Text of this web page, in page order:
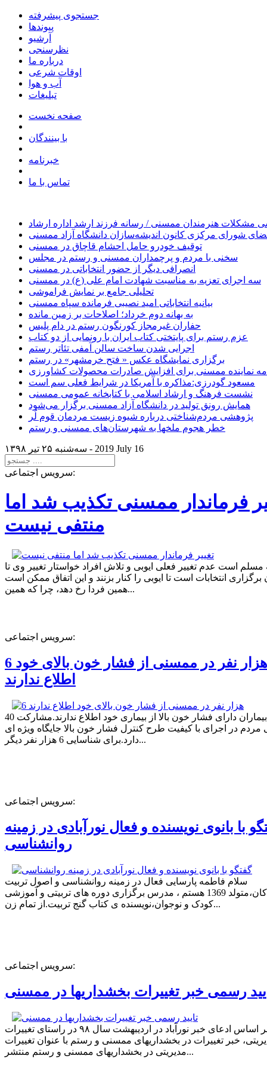
جستجوی پیشرفته
پیوندها
آرشیو
نظرسنجی
درباره ما
اوقات شرعی
آب و هوا
تبلیغات
صفحه نخست
با بینندگان
خبرنامه
تماس با ما
مشکلات هنرمندان ممسنی / رسانه فرزند ارشد اداره ارشاد
شورای مرکزی کانون اندیشه‌سازان دانشگاه آزاد ممسنی
توقیف خودرو حامل احشام قاچاق در ممسنی
سخنی با مردم و پرچمداران ممسنی و رستم در مجلس
انصرافی دیگر از حضور انتخاباتی در ممسنی
سه اجرای تعزیه به مناسبت شهادت امام علی (ع) در ممسنی
تحلیلی جامع بر نمایش فراموشی
بیانیه انتخاباتی امید نصیبی فرمانده سپاه ممسنی
به بهانه دوم خرداد؛ اصلاحات بر زمین مانده
حفاران غیرمجاز کورنگون رستم در دام پلیس
عزم رستم برای پایتختی کتاب ایران با رونمایی از دو کتاب
اجرایی شدن ساخت سالن آمفی تئاتر رستم
برگزاری نمایشگاه عکس « فتح خرمشهر» در رستم
نماینده ممسنی برای افزایش صادرات محصولات کشاورزی
مسعود گودرزی:مذاکره با آمریکا در شرایط فعلی سم است
نشست فرهنگ و ارشاد اسلامی با کتابخانه عمومی ممسنی
همایش رونق تولید در دانشگاه آزاد ممسنی برگزار می‌شود
پژوهشی مردم‌شناختی درباره شیوه زیست مردمان قوم لُر
خطر هجوم ملخها به شهرستان‌های ممسنی و رستم
سه‌شنبه ۲۵ تير ۱۳۹۸ - 2019 July 16
سرویس اجتماعی:
فرماندار ممسنی تکذیب شد اما
منتفی نیست
مسلم است عدم تغییر فعلی ایوبی و تلاش افراد خواستار تغییر وی تا
برگزاری انتخابات است تا ایوبی را کنار بزنند و این اتفاق ممکن است
همین فردا رخ دهد، چرا که همین...
سرویس اجتماعی:
6 هزار نفر در ممسنی از فشار خون بالای خود
اطلاع ندارند
40 درصد بیماران دارای فشار خون بالا از بیماری خود اطلاع ندارند.مشارکت
در اجرای با کیفیت طرح کنترل فشار خون بالا جایگاه ویژه ای
دارد.برای شناسایی 6 هزار نفر دیگر...
سرویس اجتماعی:
با بانوی نویسنده و فعال نورآبادی در زمینه
روانشناسی
سلام فاطمه پارسایی فعال در زمینه روانشناسی و اصول تربیت
کودکان،متولد 1369 هستم ، مدرس برگزاری دوره های تربیتی و آموزشی
کودک و نوجوان،نویسنده ی کتاب گنج تربیت.از تمام زن...
سرویس اجتماعی:
رسمی خبر تغییرات بخشداریها در ممسنی
بر اساس ادعای خبر نورآباد در اردیبهشت سال ۹۸ در راستای تغییرات
خبر تغییرات در بخشداریهای ممسنی و رستم با عنوان تغییرات
مدیریتی در بخشداریهای ممسنی و رستم منتشر...